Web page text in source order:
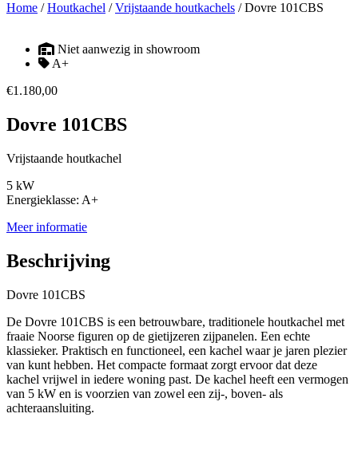
Home /Houtkachel /Vrijstaande houtkachels / Dovre 101CBS
Niet aanwezig in showroom
A+
€1.180,00
Dovre 101CBS
Vrijstaande houtkachel
5 kW
Energieklasse: A+
Meer informatie
Beschrijving
Dovre 101CBS
De Dovre 101CBS is een betrouwbare, traditionele houtkachel met
fraaie Noorse figuren op de gietijzeren zijpanelen. Een echte
klassieker. Praktisch en functioneel, een kachel waar je jaren plezier
van kunt hebben. Het compacte formaat zorgt ervoor dat deze
kachel vrijwel in iedere woning past. De kachel heeft een vermogen
van 5 kW en is voorzien van zowel een zij-, boven- als
achteraansluiting.